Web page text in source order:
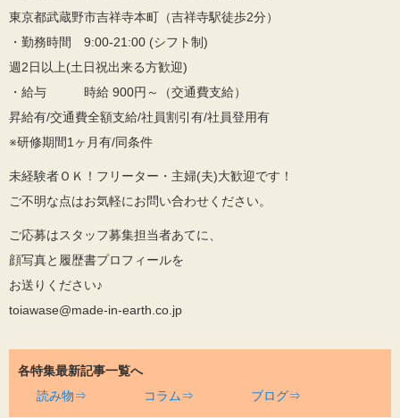
東京都武蔵野市吉祥寺本町（吉祥寺駅徒歩2分）
・勤務時間 9:00-21:00 (シフト制)
週2日以上(土日祝出来る方歓迎)
・給与 時給 900円～（交通費支給）
昇給有/交通費全額支給/社員割引有/社員登用有
※研修期間1ヶ月有/同条件
未経験者ＯＫ！フリーター・主婦(夫)大歓迎です！
ご不明な点はお気軽にお問い合わせください。
ご応募はスタッフ募集担当者あてに、
顔写真と履歴書プロフィールを
お送りください♪
toiawase@made-in-earth.co.jp
各特集最新記事一覧へ
読み物⇒
コラム⇒ ブログ⇒